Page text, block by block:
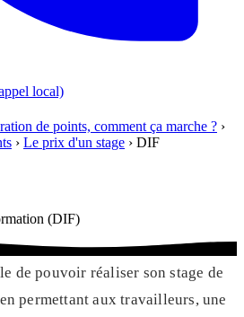
local)
de points, comment ça marche ? ›
› Le prix d'un stage › DIF
(DIF)
de pouvoir réaliser son stage de
permettant aux travailleurs, une